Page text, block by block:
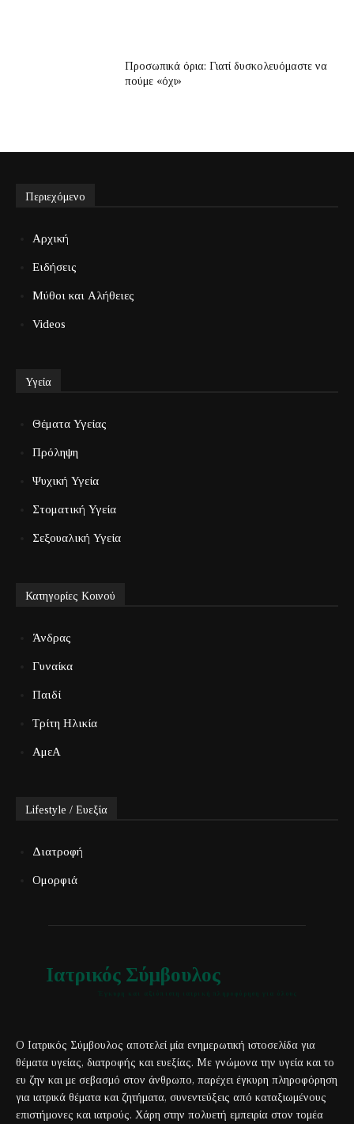
Προσωπικά όρια: Γιατί δυσκολευόμαστε να
πούμε «όχι»
Περιεχόμενο
Αρχική
Ειδήσεις
Μύθοι και Αλήθειες
Videos
Υγεία
Θέματα Υγείας
Πρόληψη
Ψυχική Υγεία
Στοματική Υγεία
Σεξουαλική Υγεία
Κατηγορίες Κοινού
Άνδρας
Γυναίκα
Παιδί
Τρίτη Ηλικία
ΑμεΑ
Lifestyle / Ευεξία
Διατροφή
Ομορφιά
Ιατρικός Σύμβουλος
Ο Ιατρικός Σύμβουλος αποτελεί μία ενημερωτική ιστοσελίδα για
θέματα υγείας, διατροφής και ευεξίας. Με γνώμονα την υγεία και το
ευ ζην και με σεβασμό στον άνθρωπο, παρέχει έγκυρη πληροφόρηση
για ιατρικά θέματα και ζητήματα, συνεντεύξεις από καταξιωμένους
επιστήμονες και ιατρούς. Χάρη στην πολυετή εμπειρία στον τομέα